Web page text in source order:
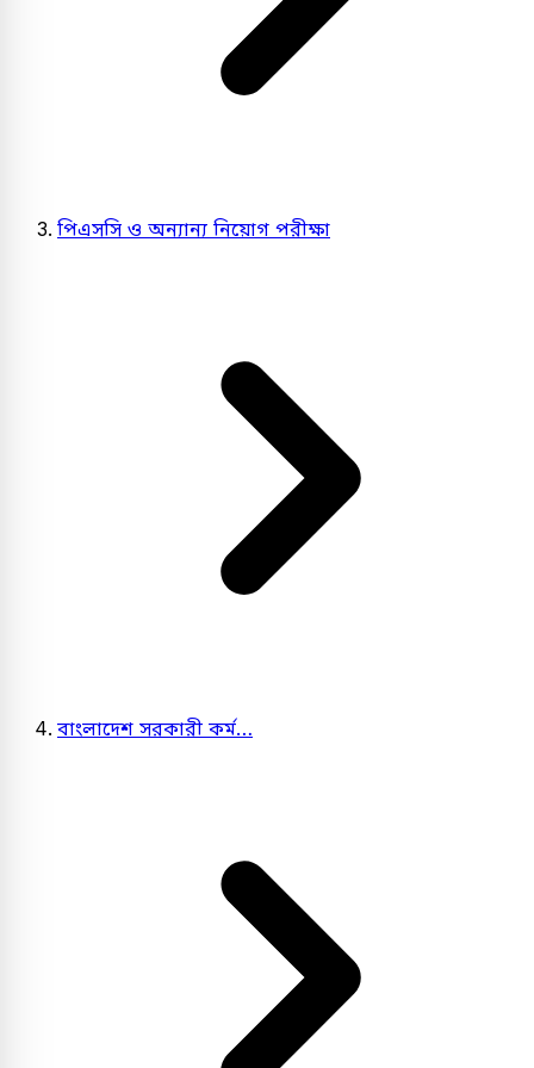
পিএসসি ও অন্যান্য নিয়োগ পরীক্ষা
বাংলাদেশ সরকারী কর্ম…